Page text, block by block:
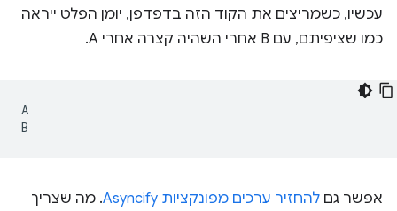
עכשיו, כשמריצים את הקוד הזה בדפדפן, יומן הפלט ייראה
כמו שציפיתם, עם B אחרי השהיה קצרה אחרי A.
A
אפשר גם להחזיר ערכים מפונקציות Asyncify
. מה שצריך